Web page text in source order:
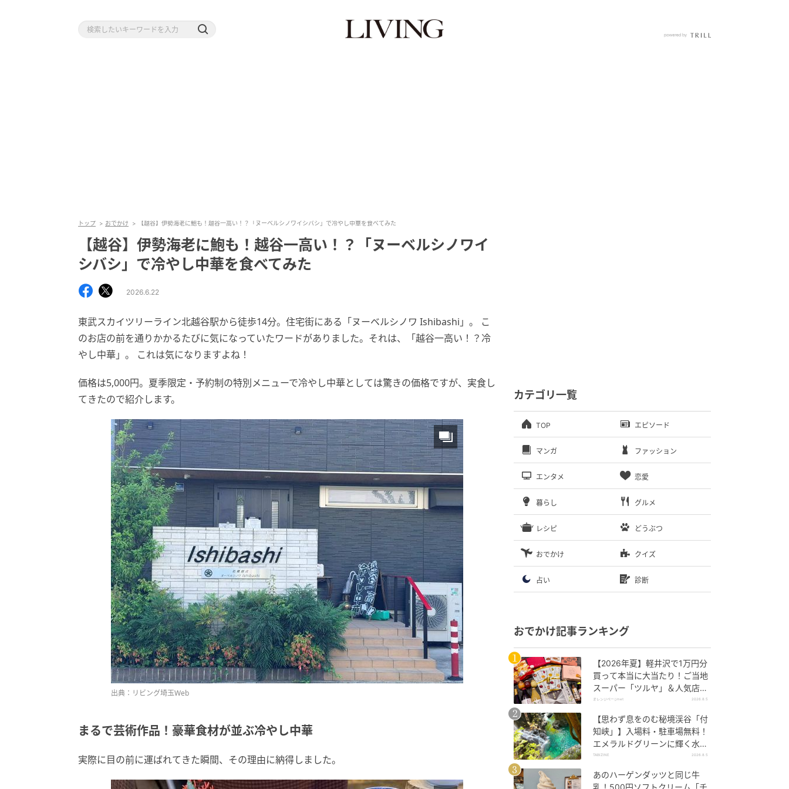
トップ おでかけ 【越谷】伊勢海老に鮑も！越谷一高い！？「ヌーベルシノワイシバシ」で冷やし中華を食べてみた
【越谷】伊勢海老に鮑も！越谷一高い！？「ヌーベルシノワイ
シバシ」で冷やし中華を食べてみた
2026.6.22
東武スカイツリーライン北越谷駅から徒歩14分。住宅街にある「ヌーベルシノワ Ishibashi」。 こ
のお店の前を通りかかるたびに気になっていたワードがありました。それは、「越谷一高い！？冷
やし中華」。 これは気になりますよね！
価格は5,000円。夏季限定・予約制の特別メニューで冷やし中華としては驚きの価格ですが、実食し
てきたので紹介します。
出典：リビング埼玉Web
まるで芸術作品！豪華食材が並ぶ冷やし中華
実際に目の前に運ばれてきた瞬間、その理由に納得しました。
カテゴリ一覧
TOP エピソード
マンガ ファッション
エンタメ 恋愛
暮らし グルメ
レシピ どうぶつ
おでかけ クイズ
占い 診断
おでかけ記事ランキング
【2026年夏】軽井沢で1万円分
買って本当に大当たり！ご当地
スーパー「ツルヤ」＆人気店の
お土産ベスト5【夏のお出か
オレンジページnet 2026.8.5
【思わず息をのむ秘境渓谷「付
知峡」】入場料・駐車場無料！
エメラルドグリーンに輝く水面
はまるで絵画のよう｜岐阜県中
TABIZINE 2026.8.5
あのハーゲンダッツと同じ牛
乳！500円ソフトクリーム「チ